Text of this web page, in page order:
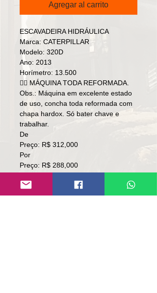
Agregar al carrito
ESCAVADEIRA HIDRÁULICA
Marca: CATERPILLAR
Modelo: 320D
Ano: 2013
Horímetro: 13.500
👉🏻 MÁQUINA TODA REFORMADA.
Obs.: Máquina em excelente estado
de uso, concha toda reformada com
chapa hardox. Só bater chave e
trabalhar.
De
Preço: R$ 312,000
Por
Preço: R$ 288,000
Local: RS.
👉🏻SOMENTE À VISTA.